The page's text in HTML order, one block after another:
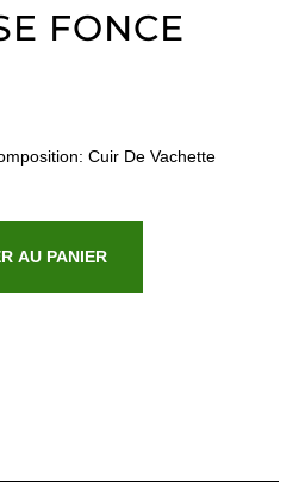
FONCE
Cuir De Vachette
AU PANIER